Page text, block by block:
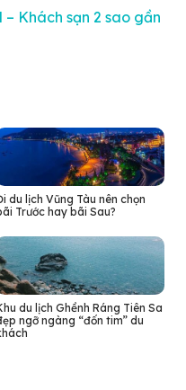
Khách sạn 2 sao gần
du lịch Vũng Tàu nên chọn
Trước hay bãi Sau?
du lịch Ghềnh Ráng Tiên Sa
ngỡ ngàng “đốn tim” du